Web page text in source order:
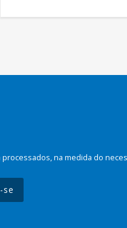
na medida do
se